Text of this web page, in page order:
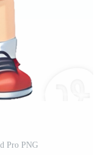
Pro PNG